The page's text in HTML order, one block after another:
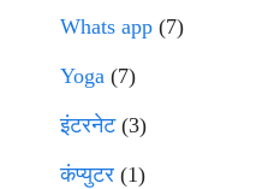
Whats app (7)
Yoga (7)
इंटरनेट(3)
कंप्युटर (1)